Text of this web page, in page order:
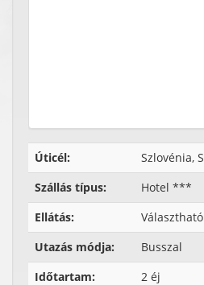
Úticél:
Szlovénia,
Szállás típus:
Hotel ***
Ellátás:
Választható
Utazás módja:
Busszal
Időtartam:
2 éj